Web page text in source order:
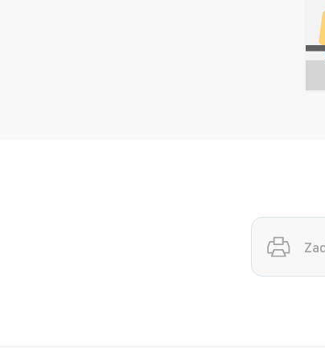
Vyhledávání